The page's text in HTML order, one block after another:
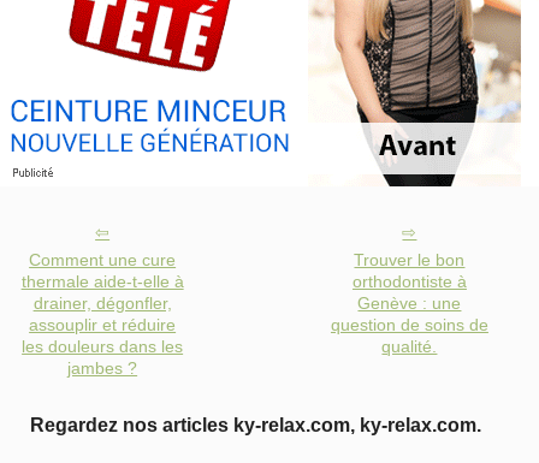
Comment une cure
thermale aide-t-elle à
drainer, dégonfler,
assouplir et réduire
les douleurs dans les
jambes ?
Trouver le bon
orthodontiste à
Genève : une
question de soins de
qualité.
Regardez nos articles ky-relax.com, ky-relax.com.